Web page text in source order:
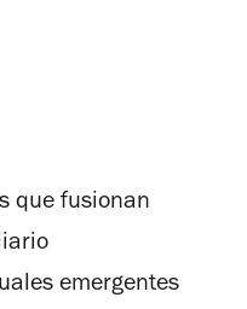
que fusionan
emergentes